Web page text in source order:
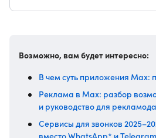
Возможно, вам будет интересно:
В чем суть приложения Max:
Реклама в Max: разбор
и руководство для
Сервисы для звонков
вместо WhatsApp* и Telegram